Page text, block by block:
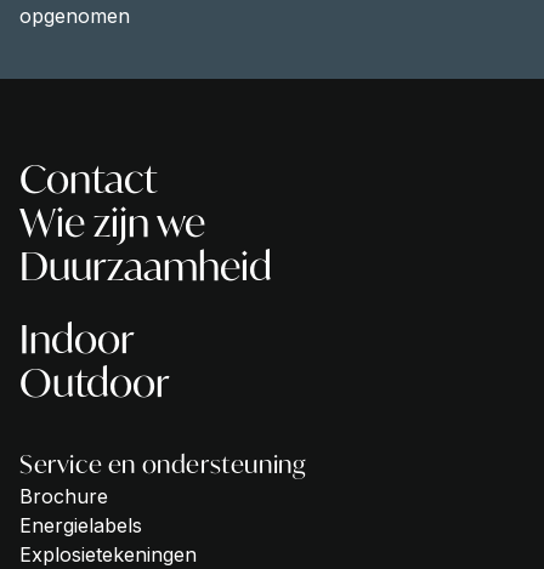
opgenomen
Contact
Wie zijn we
Duurzaamheid
Indoor
Outdoor
Service en ondersteuning
Brochure
Energielabels
Explosietekeningen